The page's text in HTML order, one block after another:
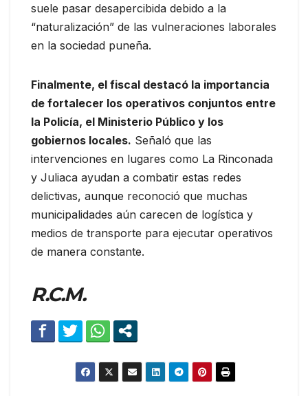
suele pasar desapercibida debido a la
“naturalización” de las vulneraciones laborales
en la sociedad puneña.
Finalmente, el fiscal destacó la importancia
de fortalecer los operativos conjuntos entre
la Policía, el Ministerio Público y los
gobiernos locales. Señaló que las
intervenciones en lugares como La Rinconada
y Juliaca ayudan a combatir estas redes
delictivas, aunque reconoció que muchas
municipalidades aún carecen de logística y
medios de transporte para ejecutar operativos
de manera constante.
R.C.M.